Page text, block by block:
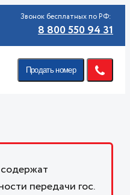
Звонок бесплатных по РФ:
8 800 550 94 31
Продать номер
передачи гос.